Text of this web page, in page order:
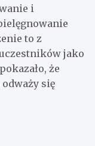
i
to z
jako
że
się